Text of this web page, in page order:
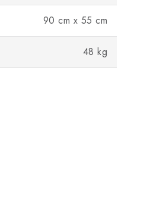
90 cm x 55 cm
48 kg